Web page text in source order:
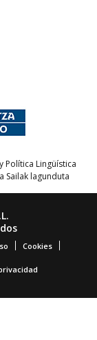
Política Lingüística
Sailak lagunduta
Cookies